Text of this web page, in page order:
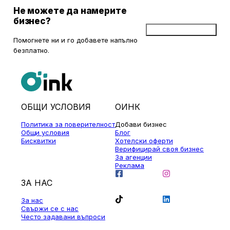
Не можете да намерите
бизнес?
Помогнете ни и го добавете напълно
безплатно.
ОБЩИ УСЛОВИЯ
Политика за поверителност
Общи условия
Бисквитки
ОИНК
Добави бизнес
Блог
Хотелски оферти
Верифицирай своя бизнес
За агенции
Реклама
ЗА НАС
За нас
Свържи се с нас
Често задавани въпроси